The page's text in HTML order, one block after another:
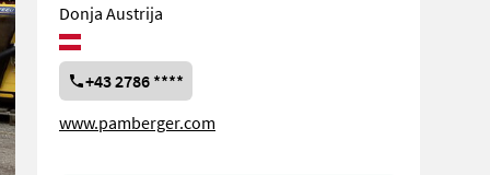
Donja Austrija
+43 2786 ****
www.pamberger.com